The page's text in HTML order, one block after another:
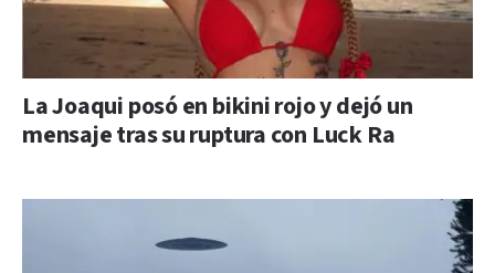
La Joaqui posó en bikini rojo y dejó un
mensaje tras su ruptura con Luck Ra